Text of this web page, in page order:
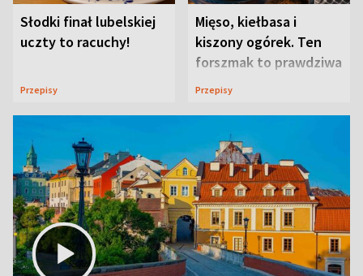
Słodki finał lubelskiej
uczty to racuchy!
Przepisy
Mięso, kiełbasa i
kiszony ogórek. Ten
forszmak to prawdziwa
uczta
Przepisy